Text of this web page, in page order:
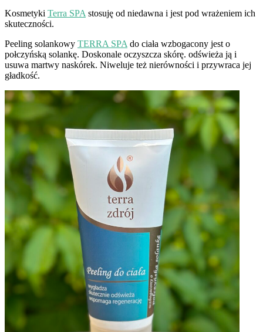
Kosmetyki Terra SPA stosuję od niedawna i jest pod wrażeniem ich
skuteczności.
Peeling solankowy TERRA SPA do ciała wzbogacony jest o
połczyńską solankę. Doskonale oczyszcza skórę. odświeża ją i
usuwa martwy naskórek. Niweluje też nierówności i przywraca jej
gładkość.